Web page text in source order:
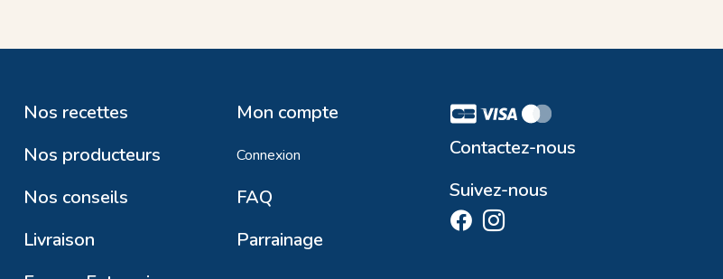
Nos recettes
Nos producteurs
Nos conseils
Livraison
Mon compte
Connexion
FAQ
Parrainage
Contactez-nous
Suivez-nous